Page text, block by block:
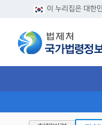
이 누리집은 대한